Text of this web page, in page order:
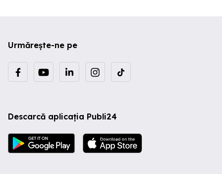
Urmărește-ne pe
Descarcă aplicația Publi24